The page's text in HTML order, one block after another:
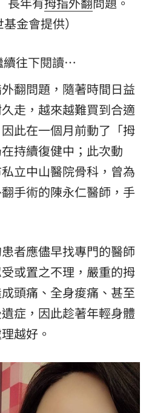
基金會提供）
續往下閱讀…
翻問題，隨著時間日益
走，越來越難買到合適
此在一個月前動了「拇
持續復健中；此次動
立中山醫院骨科，曾為
手術的陳永仁醫師，手
者應儘早找專門的醫師
或置之不理，嚴重的拇
頭痛、全身痠痛、甚至
症，因此趁著年輕身體
越好。